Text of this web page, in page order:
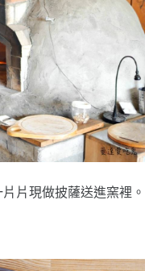
片現做披薩送進窯裡。